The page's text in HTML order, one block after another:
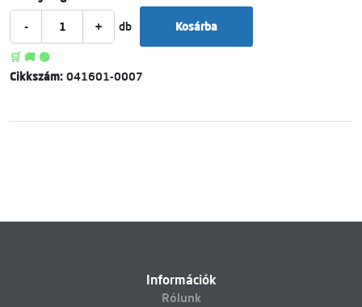
- + db Kosárba
🛒 🚚 🟢
Cikkszám: 041601-0007
Információk
Rólunk